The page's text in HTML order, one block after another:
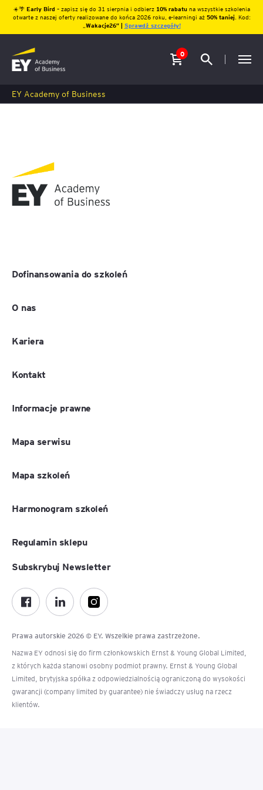
☀️🌴 Early Bird – zapisz się do 31 sierpnia i odbierz10% rabatu na wszystkie szkolenia
otwarte z naszej oferty realizowane do końca 2026 roku, e-learningi aż 50% taniej. Kod:
Wakacje26″ | Sprawdź szczegóły!
0
EY Academy of Business
Dofinansowania do szkoleń
O nas
Kariera
Kontakt
Informacje prawne
Mapa serwisu
Mapa szkoleń
Harmonogram szkoleń
Regulamin sklepu
Prawa autorskie 2026 © EY. Wszelkie prawa zastrzeżone.
Nazwa EY odnosi się do firm członkowskich Ernst & Young Global Limited,
z których każda stanowi osobny podmiot prawny. Ernst & Young Global
Limited, brytyjska spółka z odpowiedzialnością ograniczoną do wysokości
gwarancji (company limited by guarantee) nie świadczy usług na rzecz
klientów.
Subskrybuj Newsletter